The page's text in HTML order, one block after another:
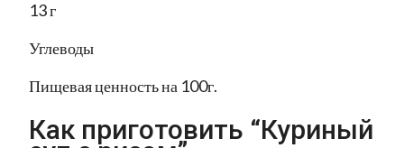
13 г
Углеводы
Пищевая ценность на 100г.
Как приготовить “Куриный